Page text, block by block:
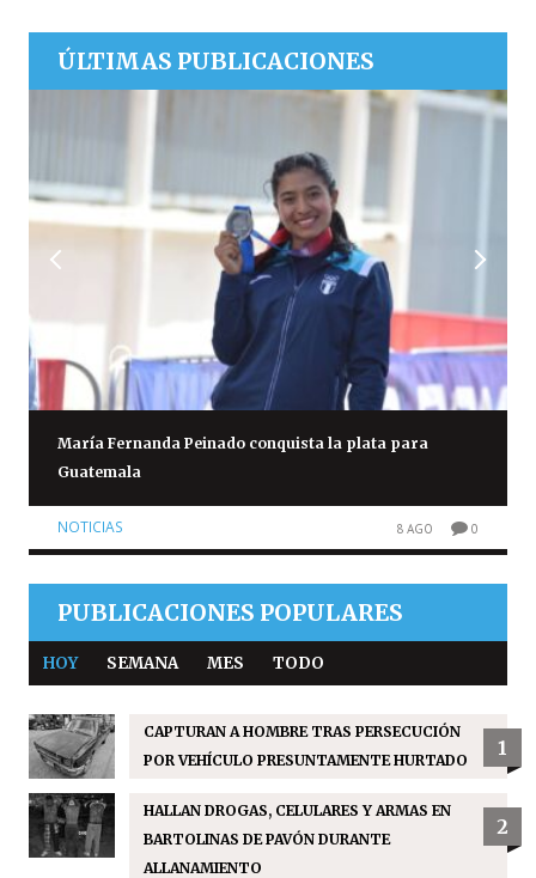
ÚLTIMAS PUBLICACIONES
María Fernanda Peinado conquista la plata para
Guatemala
NOTICIAS 8 AGO 0
PUBLICACIONES POPULARES
HOY SEMANA MES TODO
CAPTURAN A HOMBRE TRAS PERSECUCIÓN
POR VEHÍCULO PRESUNTAMENTE HURTADO
1
HALLAN DROGAS, CELULARES Y ARMAS EN
BARTOLINAS DE PAVÓN DURANTE
ALLANAMIENTO
2